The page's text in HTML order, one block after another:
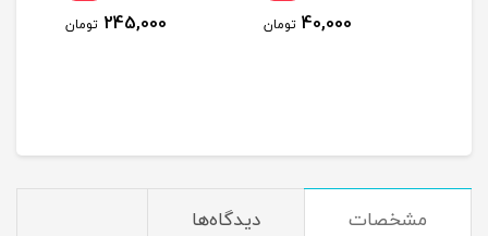
40,000 تومان 245,000 تومان
مشخصات دیدگاه‌ها